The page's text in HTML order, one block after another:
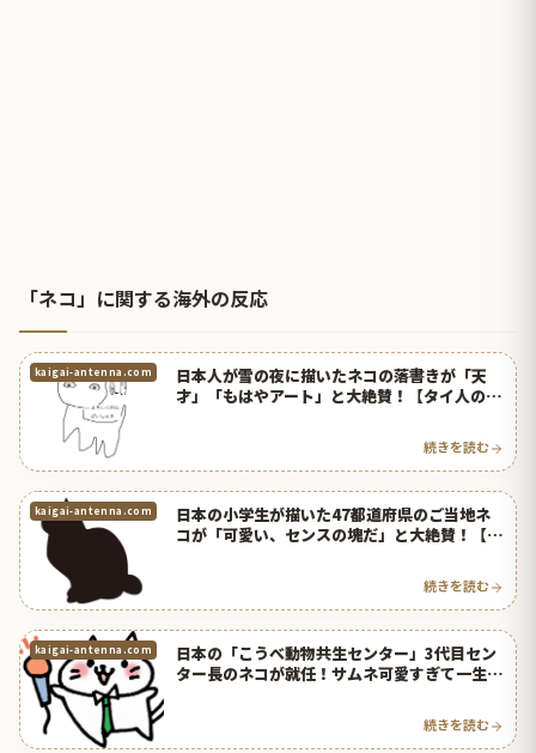
「ネコ」に関する海外の反応
kaigai-antenna.com
日本人が雪の夜に描いたネコの落書きが「天
才」「もはやアート」と大絶賛！【タイ人の反
続きを読む
kaigai-antenna.com
日本の小学生が描いた47都道府県のご当地ネ
コが「可愛い、センスの塊だ」と大絶賛！【タ
続きを読む
kaigai-antenna.com
日本の「こうべ動物共生センター」3代目セン
ター長のネコが就任！サムネ可愛すぎて一生見
続きを読む